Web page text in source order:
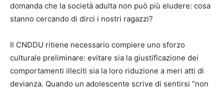
domanda che la società adulta non può più eludere: cosa
stanno cercando di dirci i nostri ragazzi?
Il CNDDU ritiene necessario compiere uno sforzo
culturale preliminare: evitare sia la giustificazione dei
comportamenti illeciti sia la loro riduzione a meri atti di
devianza. Quando un adolescente scrive di sentirsi “non